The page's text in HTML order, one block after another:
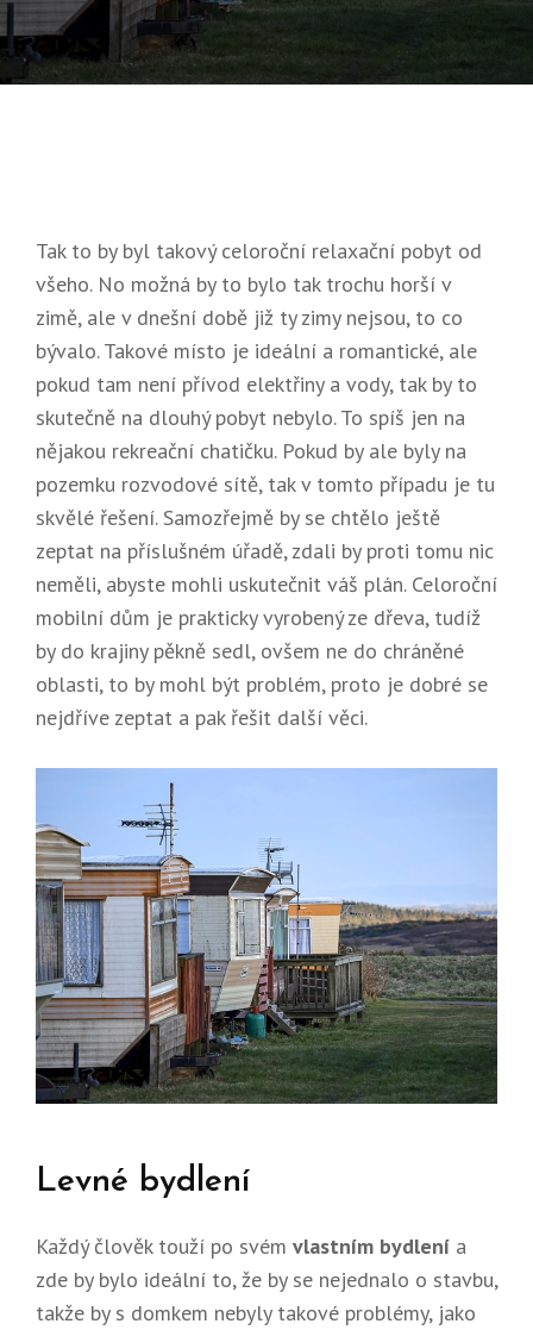
2018
Tak to by byl takový celoroční relaxační pobyt od
všeho. No možná by to bylo tak trochu horší v
zimě, ale v dnešní době již ty zimy nejsou, to co
bývalo. Takové místo je ideální a romantické, ale
pokud tam není přívod elektřiny a vody, tak by to
skutečně na dlouhý pobyt nebylo. To spíš jen na
nějakou rekreační chatičku. Pokud by ale byly na
pozemku rozvodové sítě, tak v tomto případu je tu
skvělé řešení. Samozřejmě by se chtělo ještě
zeptat na příslušném úřadě, zdali by proti tomu nic
neměli, abyste mohli uskutečnit váš plán. Celoroční
mobilní dům je prakticky vyrobený ze dřeva, tudíž
by do krajiny pěkně sedl, ovšem ne do chráněné
oblasti, to by mohl být problém, proto je dobré se
nejdříve zeptat a pak řešit další věci.
Levné bydlení
Každý člověk touží po svém vlastním bydlení a
zde by bylo ideální to, že by se nejednalo o stavbu,
takže by s domkem nebyly takové problémy, jako